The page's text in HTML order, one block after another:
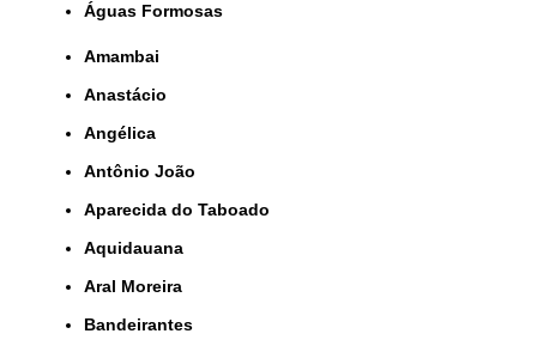
Águas Formosas
Amambai
Anastácio
Angélica
Antônio João
Aparecida do Taboado
Aquidauana
Aral Moreira
Bandeirantes